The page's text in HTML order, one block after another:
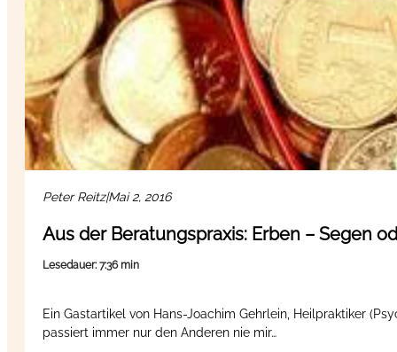
Peter Reitz|Mai 2, 2016
Aus der Beratungspraxis: Erben – Segen
Lesedauer: 7:36 min
Ein Gastartikel von Hans-Joachim Gehrlein, Heilpraktiker
passiert immer nur den Anderen nie mir…